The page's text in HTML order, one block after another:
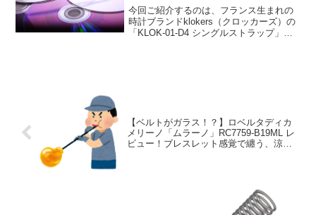
01-D4 レビュー！ベルト着脱で使
い方は無限大。
今回ご紹介するのは、フランス生まれの
時計ブランドklokers（クロッカーズ）の
「KLOK-01-D4 シングルストラップ」で
【ベルトがガラス！？】ロベルタディカ
メリーノ「ムラーノ」RC7759-B19ML レ
ビュー！ブレスレット感覚で纏う、涼し